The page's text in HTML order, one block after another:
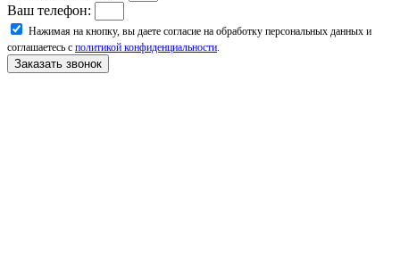
Ваш телефон:
Нажимая на кнопку, вы даете согласие на обработку персональных данных и
соглашаетесь с политикой конфиденциальности.
Заказать звонок